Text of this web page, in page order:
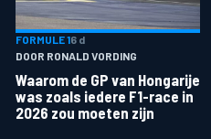
FORMULE 16 d
DOOR RONALD VORDING
Waarom de GP van Hongarije
was zoals iedere F1-race in
2026 zou moeten zijn